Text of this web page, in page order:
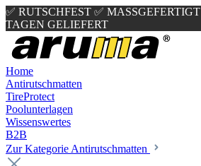
✅ RUTSCHFEST ✅ MASSGEFERTIGT
TAGEN GELIEFERT
Home
Antirutschmatten
TireProtect
Poolunterlagen
Wissenswertes
B2B
Zur Kategorie Antirutschmatten